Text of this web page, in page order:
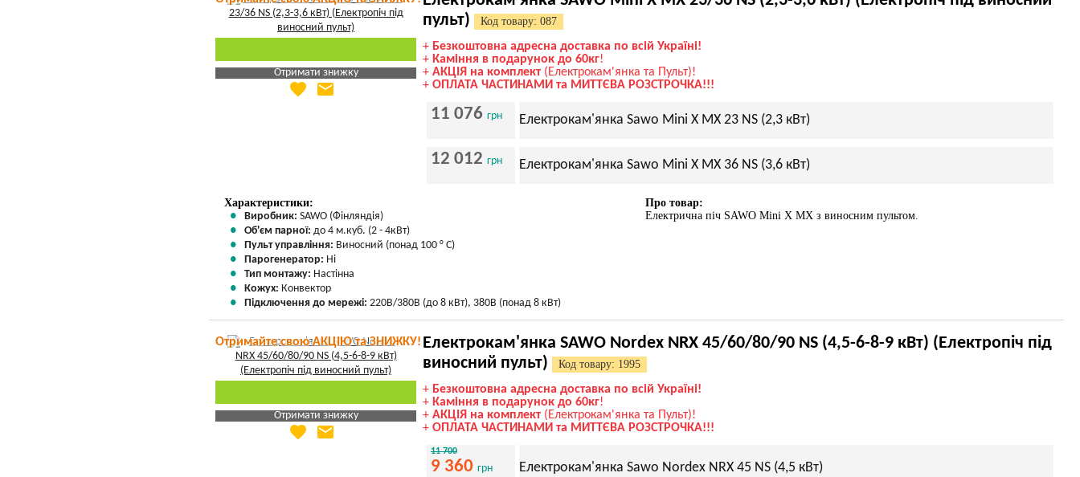
Отримати знижку
Яка Ваша ціна
favorite email
пульт)
Код товару: 087
+ Безкоштовна адресна доставка по всій Україні!
+ Каміння в подарунок до 60кг!
+ АКЦІЯ на комплект(Електрокам'янка та Пульт)!
+ ОПЛАТА ЧАСТИНАМИ та МИТТЄВА РОЗСТРОЧКА!!!
11 076 грн Електрокам'янка Sawo Mini X MX 23 NS (2,3 кВт)
12 012 грн Електрокам'янка Sawo Mini X MX 36 NS (3,6 кВт)
Характеристики:
Виробник: SAWO (Фінляндія)
Об'єм парної: до 4 м.куб. (2 - 4кВт)
Пульт управління: Виносний (понад 100 ° С)
Парогенератор: Ні
Тип монтажу: Настінна
Кожух: Конвектор
Підключення до мережі: 220В/380В (до 8 кВт), 380В (понад 8 кВт)
Про товар:
Електрична піч SAWO Mini X MX з виносним пультом.
Отримайте свою АКЦІЮ та ЗНИЖКУ!
Отримати знижку
Яка Ваша ціна
favorite email
Електрокам'янка SAWO Nordex NRX 45/60/80/90 NS (4,5-6-8-9 кВт) (Електропіч під
виносний пульт)
Код товару: 1995
+ Безкоштовна адресна доставка по всій Україні!
+ Каміння в подарунок до 60кг!
+ АКЦІЯ на комплект(Електрокам'янка та Пульт)!
+ ОПЛАТА ЧАСТИНАМИ та МИТТЄВА РОЗСТРОЧКА!!!
11 700
9 360 грн Електрокам'янка Sawo Nordex NRX 45 NS (4,5 кВт)